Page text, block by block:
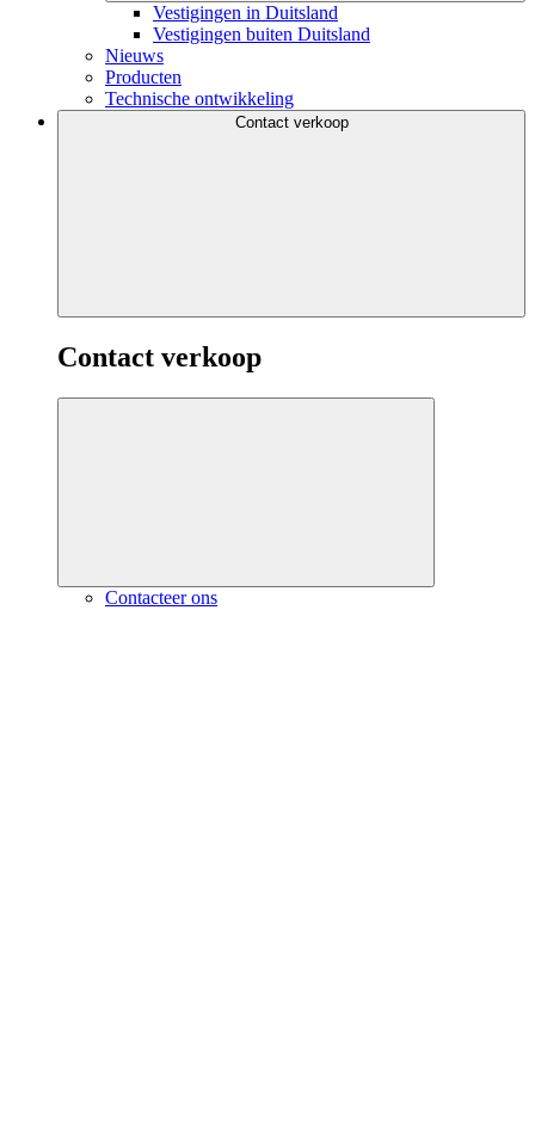
Vestigingen in Duitsland
Vestigingen buiten Duitsland
Nieuws
Producten
Technische ontwikkeling
Contact verkoop
Contact verkoop
Contacteer ons